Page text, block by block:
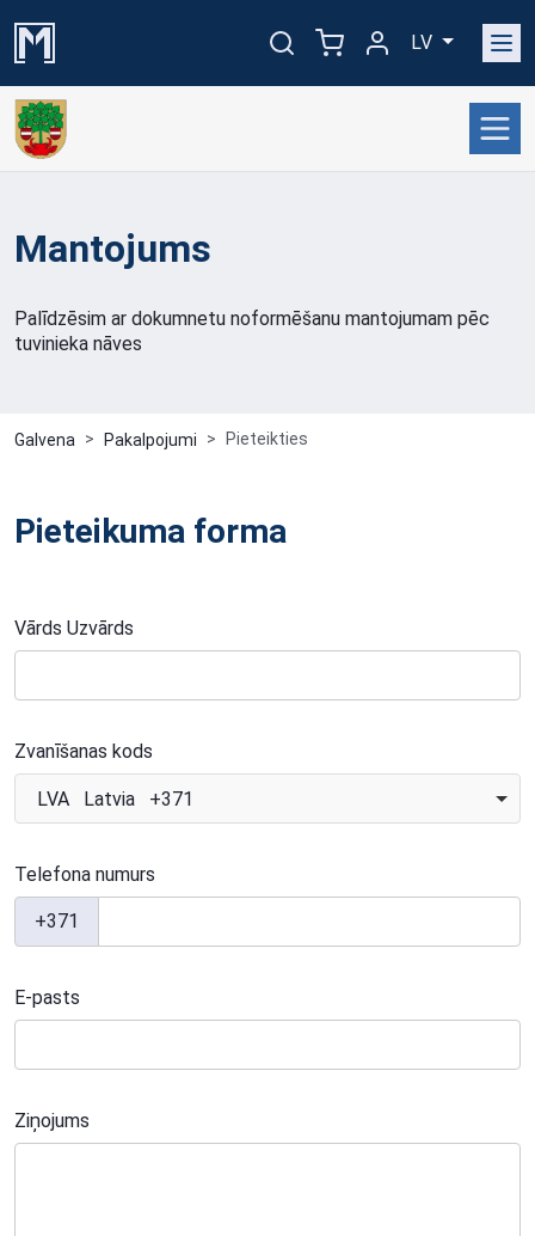
LV
Mantojums
Palīdzēsim ar dokumnetu noformēšanu mantojumam pēc
tuvinieka nāves
Galvena Pakalpojumi Pieteikties
Pieteikuma forma
Vārds Uzvārds
Zvanīšanas kods
LVA Latvia +371
Telefona numurs
+371
E-pasts
Ziņojums